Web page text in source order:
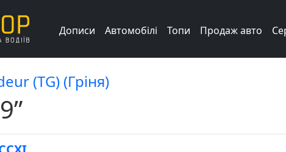
Дописи Автомобілі Топи Продаж авто
(TG) (Гріня)